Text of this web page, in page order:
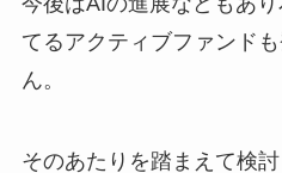
てるアクティブファンド
ん。
そのあたりを踏まえて検討